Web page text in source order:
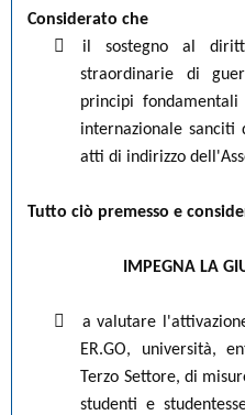
Considerato che

il sostegno al
straordinarie di
principi
internazionale sanciti
atti di indirizzo
Tutto ciò premesso e
IMPEGNA LA

a valutare
ER.GO, università,
Terzo Settore, di
studenti e